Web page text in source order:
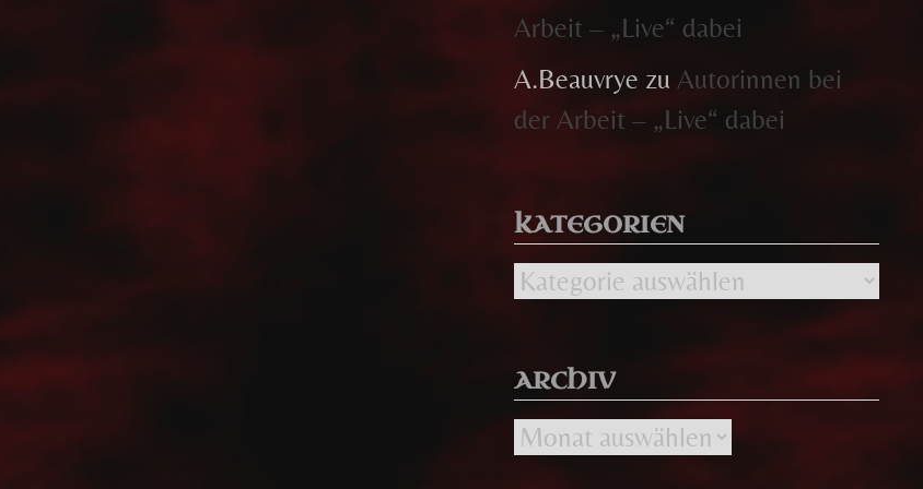
Arbeit – „Live“ dabei
A.Beauvrye zu Autorinnen bei
der Arbeit – „Live“ dabei
KATEGORIEN
Kategorien
ARCHIV
Archiv